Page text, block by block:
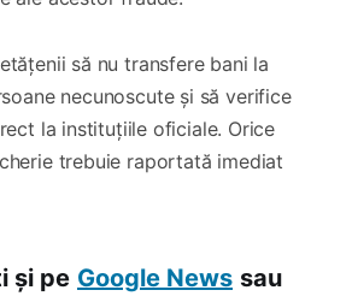
să nu transfere bani la
necunoscute și să verifice
la instituțiile oficiale. Orice
trebuie raportată imediat
și pe Google News sau